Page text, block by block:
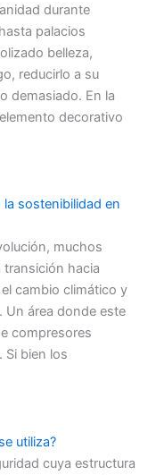
durante
palacios
belleza,
reducirlo a su
demasiado. En la
decorativo
sostenibilidad en
muchos
hacia
cambio climático y
Un área donde este
compresores
Si bien los
utiliza?
cuya estructura